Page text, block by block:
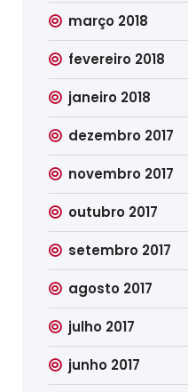
março 2018
fevereiro 2018
janeiro 2018
dezembro 2017
novembro 2017
outubro 2017
setembro 2017
agosto 2017
julho 2017
junho 2017